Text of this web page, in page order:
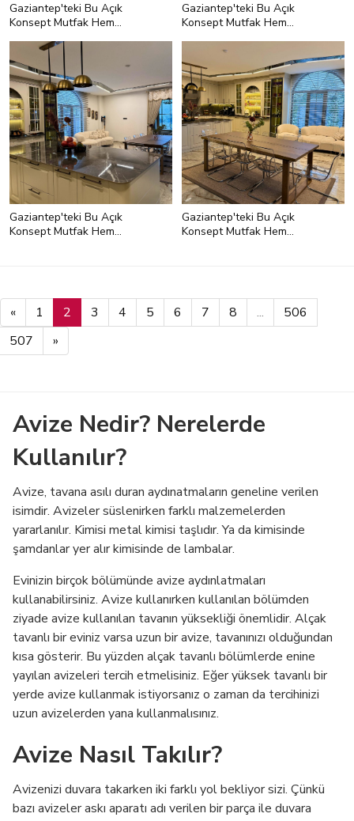
Gaziantep'teki Bu Açık
Konsept Mutfak Hem
Gaziantep'teki Bu Açık
Konsept Mutfak Hem
Gaziantep'teki Bu Açık
Konsept Mutfak Hem
Gaziantep'teki Bu Açık
Konsept Mutfak Hem
« 1 2 3 4 5 6 7 8 ...
506
507
»
Avize Nedir? Nerelerde
Kullanılır?
Avize, tavana asılı duran aydınatmaların geneline verilen
isimdir. Avizeler süslenirken farklı malzemelerden
yararlanılır. Kimisi metal kimisi taşlıdır. Ya da kimisinde
şamdanlar yer alır kimisinde de lambalar.
Evinizin birçok bölümünde avize aydınlatmaları
kullanabilirsiniz. Avize kullanırken kullanılan bölümden
ziyade avize kullanılan tavanın yüksekliği önemlidir. Alçak
tavanlı bir eviniz varsa uzun bir avize, tavanınızı olduğundan
kısa gösterir. Bu yüzden alçak tavanlı bölümlerde enine
yayılan avizeleri tercih etmelisiniz. Eğer yüksek tavanlı bir
yerde avize kullanmak istiyorsanız o zaman da tercihinizi
uzun avizelerden yana kullanmalısınız.
Avize Nasıl Takılır?
Avizenizi duvara takarken iki farklı yol bekliyor sizi. Çünkü
bazı avizeler askı aparatı adı verilen bir parça ile duvara